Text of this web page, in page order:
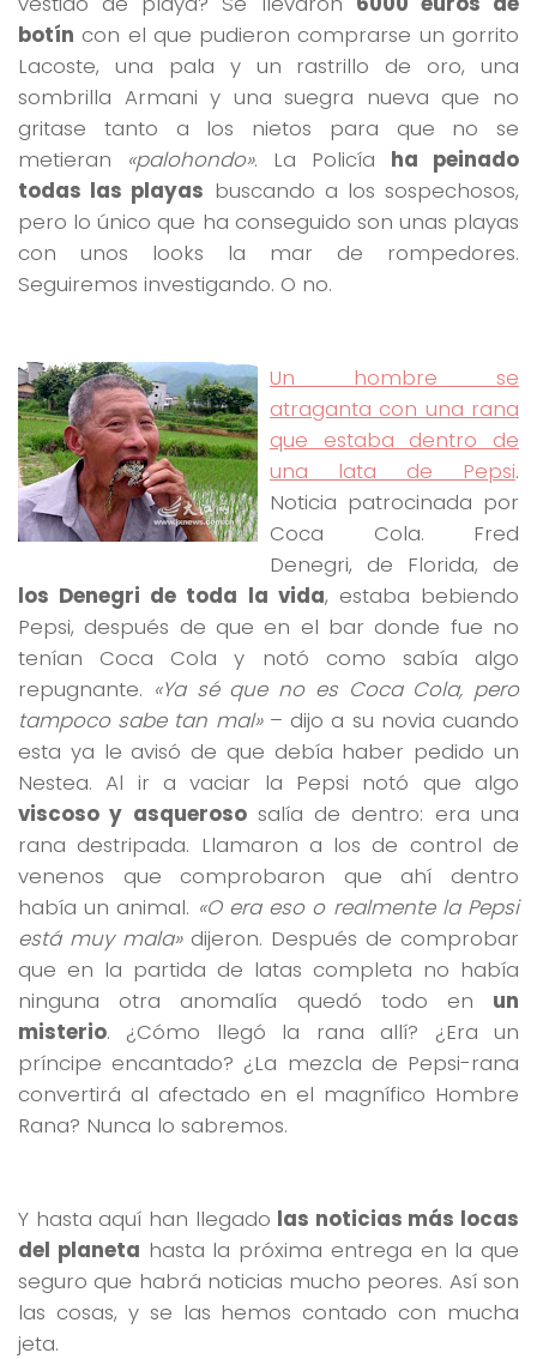
botín con el que pudieron comprarse un gorrito
Lacoste, una pala y un rastrillo de oro, una
sombrilla Armani y una suegra nueva que no
gritase tanto a los nietos para que no se
metieran «palohondo». La Policía ha peinado
todas las playas buscando a los sospechosos,
pero lo único que ha conseguido son unas playas
con unos looks la mar de rompedores.
Seguiremos investigando. O no.
Un hombre se
atraganta con una rana
que estaba dentro de
una lata de Pepsi.
Noticia patrocinada por
Coca Cola. Fred
Denegri, de Florida, de
los Denegri de toda la vida, estaba bebiendo
Pepsi, después de que en el bar donde fue no
tenían Coca Cola y notó como sabía algo
repugnante. «Ya sé que no es Coca Cola, pero
tampoco sabe tan mal»– dijo a su novia cuando
esta ya le avisó de que debía haber pedido un
Nestea. Al ir a vaciar la Pepsi notó que algo
viscoso y asquerososalía de dentro: era una
rana destripada. Llamaron a los de control de
venenos que comprobaron que ahí dentro
había un animal. «O era eso o realmente la Pepsi
está muy mala»dijeron. Después de comprobar
que en la partida de latas completa no había
ninguna otra anomalía quedó todo en un
misterio. ¿Cómo llegó la rana allí? ¿Era un
príncipe encantado? ¿La mezcla de Pepsi-rana
convertirá al afectado en el magnífico Hombre
Rana? Nunca lo sabremos.
Y hasta aquí han llegado las noticias más locas
del planeta hasta la próxima entrega en la que
seguro que habrá noticias mucho peores. Así son
las cosas, y se las hemos contado con mucha
jeta.